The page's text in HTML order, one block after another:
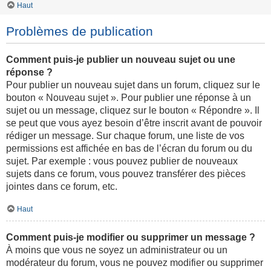
Haut
Problèmes de publication
Comment puis-je publier un nouveau sujet ou une
réponse ?
Pour publier un nouveau sujet dans un forum, cliquez sur le
bouton « Nouveau sujet ». Pour publier une réponse à un
sujet ou un message, cliquez sur le bouton « Répondre ». Il
se peut que vous ayez besoin d’être inscrit avant de pouvoir
rédiger un message. Sur chaque forum, une liste de vos
permissions est affichée en bas de l’écran du forum ou du
sujet. Par exemple : vous pouvez publier de nouveaux
sujets dans ce forum, vous pouvez transférer des pièces
jointes dans ce forum, etc.
Haut
Comment puis-je modifier ou supprimer un message ?
À moins que vous ne soyez un administrateur ou un
modérateur du forum, vous ne pouvez modifier ou supprimer